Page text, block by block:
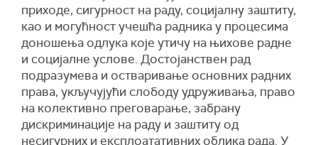
приходе, сигурност на раду, социјалну заштиту,
као и могућност учешћа радника у процесима
доношења одлука које утичу на њихове радне
и социјалне услове. Достојанствен рад
подразумева и остваривање основних радних
права, укључујући слободу удруживања, право
на колективно преговарање, забрану
дискриминације на раду и заштиту од
несигурних и експлоатативних облика рада. У